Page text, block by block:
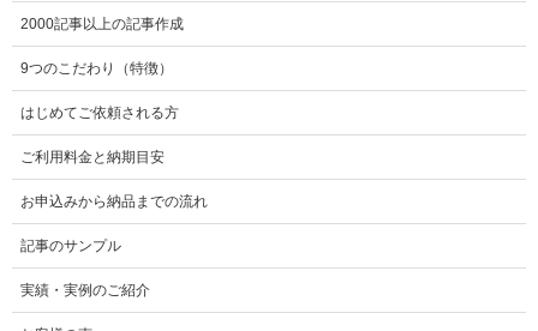
2000記事以上の記事作成
9つのこだわり（特徴）
はじめてご依頼される方
ご利用料金と納期目安
お申込みから納品までの流れ
記事のサンプル
実績・実例のご紹介